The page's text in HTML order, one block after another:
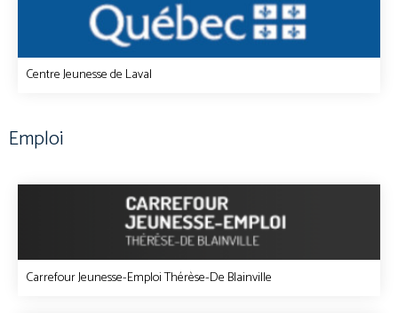
Centre Jeunesse de Laval
Emploi
Carrefour Jeunesse-Emploi Thérèse-De Blainville